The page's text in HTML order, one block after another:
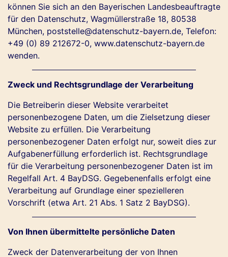
können Sie sich an den Bayerischen Landesbeauftragte
für den Datenschutz, Wagmüllerstraße 18, 80538
München, poststelle@datenschutz-bayern.de, Telefon:
+49 (0) 89 212672-0, www.datenschutz-bayern.de
wenden.
Zweck und Rechtsgrundlage der Verarbeitung
Die Betreiberin dieser Website verarbeitet
personenbezogene Daten, um die Zielsetzung dieser
Website zu erfüllen. Die Verarbeitung
personenbezogener Daten erfolgt nur, soweit dies zur
Aufgabenerfüllung erforderlich ist. Rechtsgrundlage
für die Verarbeitung personenbezogener Daten ist im
Regelfall Art. 4 BayDSG. Gegebenenfalls erfolgt eine
Verarbeitung auf Grundlage einer spezielleren
Vorschrift (etwa Art. 21 Abs. 1 Satz 2 BayDSG).
Von Ihnen übermittelte persönliche Daten
Zweck der Datenverarbeitung der von Ihnen